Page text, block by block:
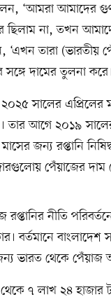
‘আমরা আমাদের
ছিলাম না, তখন
‘এখন তারা
দামের তুলনা
সালের এপ্রিলের
তার আগে ২০১৯
জন্য রপ্তানি
পেঁয়াজের দাম
নীতি
বর্তমানে
ভারত থেকে পেঁয়াজ
৭ লাখ ২৪ হাজার